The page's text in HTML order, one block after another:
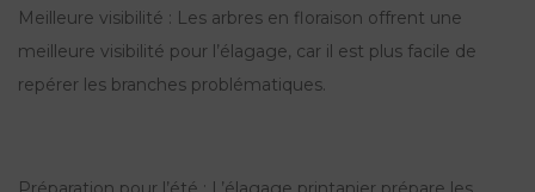
Meilleure visibilité : Les arbres en floraison offrent une
meilleure visibilité pour l’élagage, car il est plus facile de
repérer les branches problématiques.